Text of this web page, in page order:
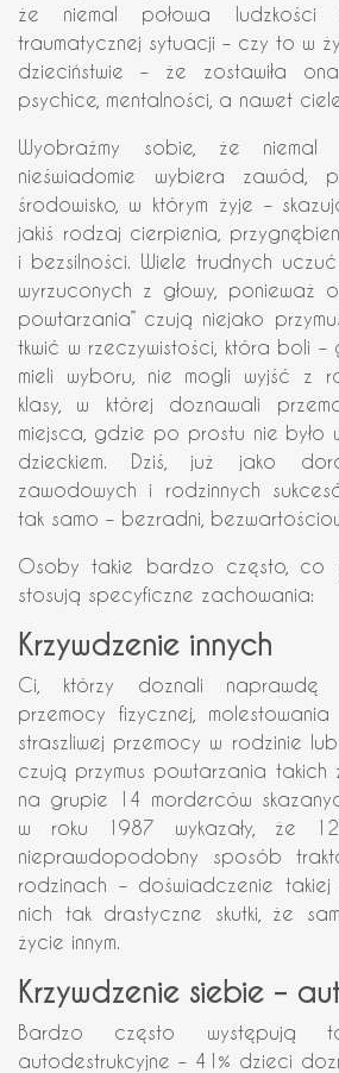
że niemal połowa ludzkości
traumatycznej sytuacji – czy to w
dzieciństwie – że zostawiła
psychice, mentalności, a nawet
Wyobraźmy sobie, że niemal
nieświadomie wybiera zawód,
środowisko, w którym żyje –
jakiś rodzaj cierpienia,
i bezsilności. Wiele trudnych
wyrzuconych z głowy, ponieważ
powtarzania” czują niejako
tkwić w rzeczywistości, która boli –
mieli wyboru, nie mogli wyjść z
klasy, w której doznawali
miejsca, gdzie po prostu nie było
dzieckiem. Dziś, już jako
zawodowych i rodzinnych
tak samo – bezradni,
Osoby takie bardzo często, co
stosują specyficzne zachowania:
Krzywdzenie innych
Ci, którzy doznali naprawdę
przemocy fizycznej,
straszliwej przemocy w rodzinie
czują przymus powtarzania takich
na grupie 14 morderców
w roku 1987 wykazały, że
nieprawdopodobny sposób
rodzinach – doświadczenie takiej
nich tak drastyczne skutki, że
życie innym.
Krzywdzenie siebie –
Bardzo często występują
autodestrukcyjne – 41% dzieci